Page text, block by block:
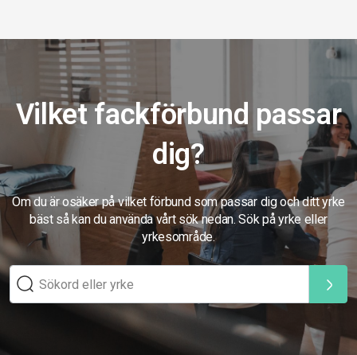
Vilket fackförbund passar
dig?
Om du är osäker på vilket förbund som passar dig och ditt yrke
bäst så kan du använda vårt sök nedan. Sök på yrke eller
yrkesområde.